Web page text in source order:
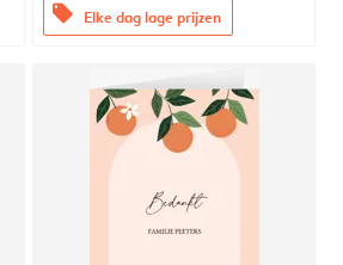
offers Elke dag lage prijzen